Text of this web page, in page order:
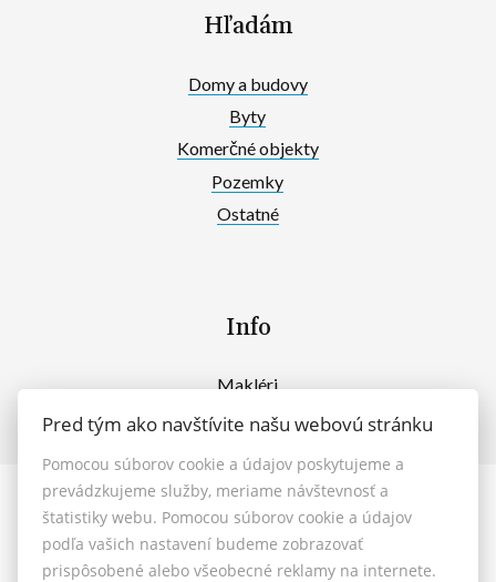
Hľadám
Domy a budovy
Byty
Komerčné objekty
Pozemky
Ostatné
Info
Makléri
Napíšte nám
© 2026 - MAXFIN REAL s.r.o.
Vašinova 125/61, Nitra 949 01, E-mail: reality@maxfinreal.sk
Nastavenie cookies
Pred tým ako navštívite našu webovú stránku
Pomocou súborov cookie a údajov poskytujeme a
prevádzkujeme služby, meriame návštevnosť a
štatistiky webu. Pomocou súborov cookie a údajov
podľa vašich nastavení budeme zobrazovať
prispôsobené alebo všeobecné reklamy na internete.